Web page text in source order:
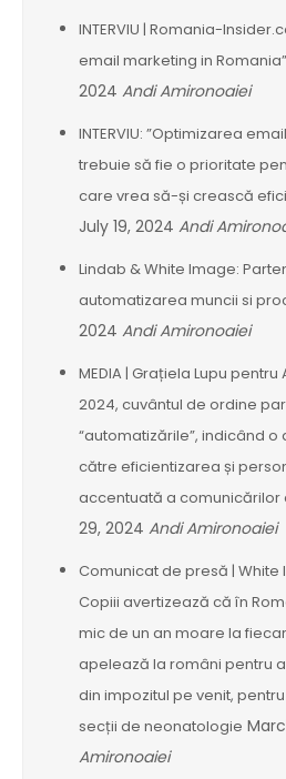
INTERVIU | Romania-
email marketing in Romania”
2024 Andi Amironoaiei
INTERVIU: ”Optimizarea
trebuie să fie o prioritate
care vrea să-și crească
July 19, 2024 Andi
Lindab & White Image:
automatizarea muncii si
2024 Andi Amironoaiei
MEDIA | Grațiela Lupu pentru
2024, cuvântul de ordine
“automatizările”, indicând
către eficientizarea și
accentuată a comunicărilor
29, 2024 Andi Amironoaiei
Comunicat de presă | White
Copiii avertizează că în
mic de un an moare la
apelează la români pentru
din impozitul pe venit,
secții de neonatologie
Amironoaiei